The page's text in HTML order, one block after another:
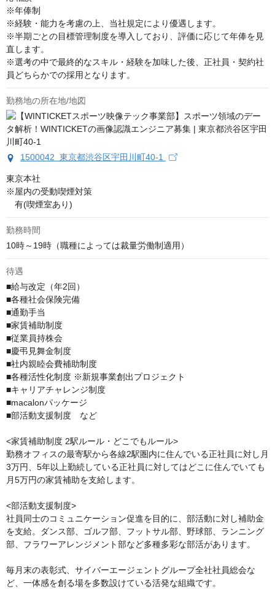
※年俸制
※経験・能力を考慮の上、当社規定により優遇します。
※半期ごとの目標管理制度を導入しており、評価に応じて年俸を見
直します。
※選考の中で最終的なスキル・経験を加味した後、正社員・契約社
員どちらかでの採用となります。
勤務地の所在地/地図
1500042 東京都渋谷区宇田川町40-1
東京本社
※屋内の受動喫煙対策
有(喫煙室あり)
勤務時間
10時～19時（職種によっては裁量労働制適用）
待遇
■給与改定（年2回）
■各種社会保険完備
■通勤手当
■家賃補助制度
■従業員持株会
■慶弔見舞金制度
■社内親睦会費補助制度
■各種活性化制度 ※新規事業創出プロジェクト
■キャリアチャレンジ制度
■macalonパッケージ
■部活動支援制度　など
<家賃補助制度 2駅ルール・どこでもルール>
勤務オフィスの最寄駅から各線2駅圏内に住んでいる正社員に対し月
3万円、5年以上勤続している正社員に対してはどこに住んでいても
月5万円の家賃補助を支給します。
<部活動支援制度>
社員同士のコミュニケーション促進を目的に、部活動に対し補助金
を支給。ダンス部、ゴルフ部、フットサル部、野球部、ランニング
部、フラワーアレンジメント部など多種多彩な部活があります。
毎月末の表彰式、サイバーエージェントグループ全社社員総会な
ど、一体感を創る場を多数設けている活発な組織です。